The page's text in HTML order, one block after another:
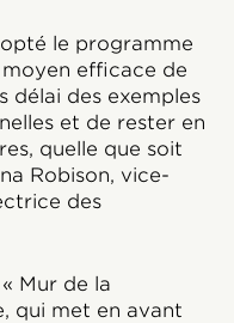
le programme
efficace de
délai des exemples
et de rester en
quelle que soit
Robison, vice-
des
Mur de la
qui met en avant